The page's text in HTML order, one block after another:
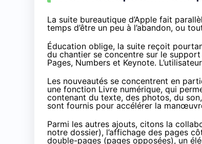
La suite bureautique d’Apple fait
temps d’être un peu à l’abandon, ou
Éducation oblige, la suite reçoit
du chantier se concentre sur le
Pages, Numbers et Keynote.
Les nouveautés se concentrent en
une fonction Livre numérique, qui
contenant du texte, des photos, du
sont fournis pour accélérer la
Parmi les autres ajouts, citons la
notre dossier), l’affichage des pages
double-pages (pages opposées), un